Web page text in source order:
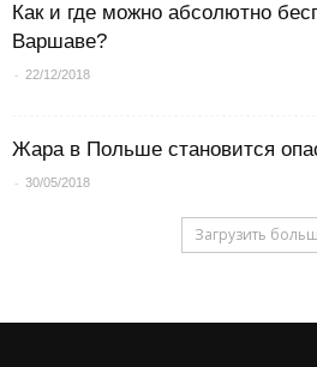
Как и где можно абсолютно
Варшаве?
- 22/12/2018
Жара в Польше становится
- 30/05/2018
Загрузить